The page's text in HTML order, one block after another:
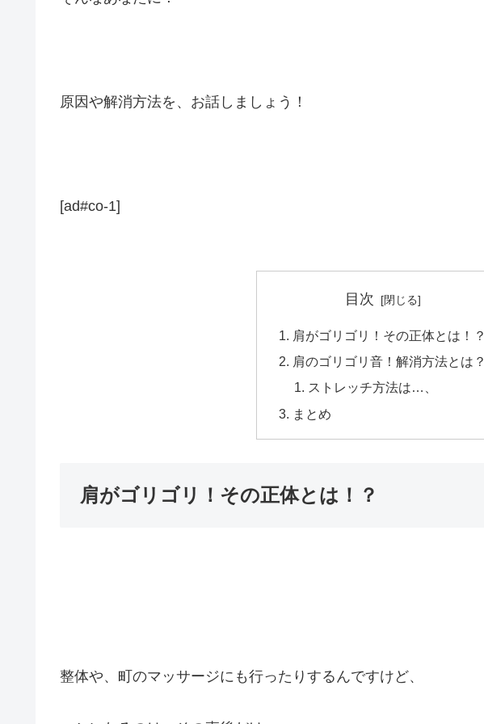
原因や解消方法を、お話しましょう！
[ad#co-1]
目次
肩がゴリゴリ！その正体とは！？
肩のゴリゴリ音！解消方法とは？
ストレッチ方法は…、
まとめ
肩がゴリゴリ！その正体とは！？
整体や、町のマッサージにも行ったりするんですけど、